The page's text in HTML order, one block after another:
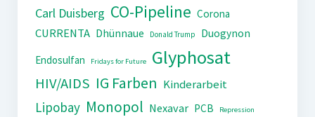
Carl Duisberg CO-Pipeline Corona
CURRENTA Dhünnaue Donald Trump
Duogynon
Endosulfan
Fridays for Future Glyphosat
HIV/AIDS IG Farben Kinderarbeit
Lipobay Monopol Nexavar PCB Repression